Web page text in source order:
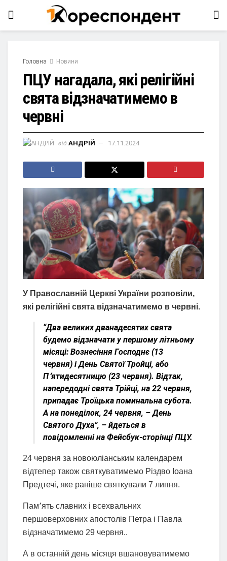
Головна Новини
ПЦУ нагадала, які релігійні
свята відзначатимемо в
червні
від АНДРІЙ 17.11.2024
У Православній Церкві України розповіли,
які релігійні свята відзначатимемо в червні.
“Два великих дванадесятих свята
будемо відзначати у першому літньому
місяці: Вознесіння Господнє (13
червня) і День Святої Тройці, або
П՚ятидесятницю (23 червня). Відтак,
напередодні свята Трійці, на 22 червня,
припадає Троїцька поминальна субота.
А на понеділок, 24 червня, – День
Святого Духа”, – йдеться в
повідомленні на Фейсбук-сторінці ПЦУ.
24 червня за новоюліанським календарем
відтепер також святкуватимемо Різдво Іоана
Предтечі, яке раніше святкували 7 липня.
Пам՚ять славних і всехвальних
першоверховних апостолів Петра і Павла
відзначатимемо 29 червня..
А в останній день місяця вшановуватимемо